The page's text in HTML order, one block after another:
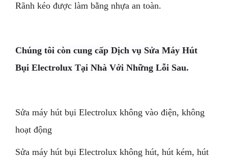
Rãnh kéo được làm bằng nhựa an toàn.
Chúng tôi còn cung cấp Dịch vụ Sửa Máy Hút
Bụi Electrolux Tại Nhà Với Những Lỗi Sau.
Sửa máy hút bụi Electrolux không vào điện, không
hoạt động
Sửa máy hút bụi Electrolux không hút, hút kém, hút